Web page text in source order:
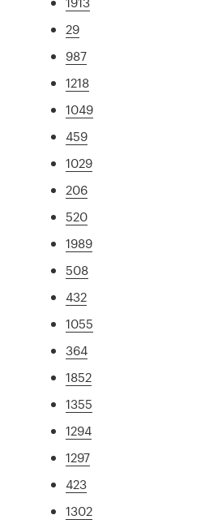
29
987
1218
1049
459
1029
206
520
1989
508
432
1055
364
1852
1355
1294
1297
423
1302